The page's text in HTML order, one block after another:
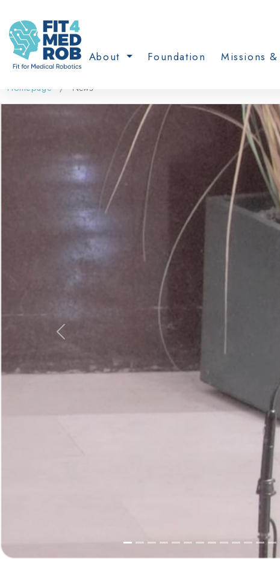
About Foundation Missions
Homepage News
zurück